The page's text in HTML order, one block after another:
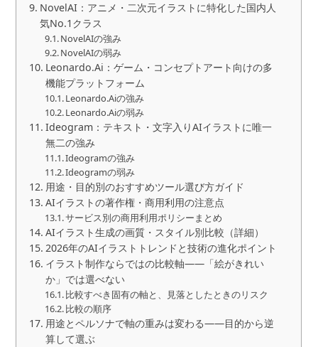
NovelAI：アニメ・二次元イラストに特化した国内人
気No.1クラス
NovelAIの強み
NovelAIの弱み
Leonardo.Ai：ゲーム・コンセプトアート向けの多
機能プラットフォーム
Leonardo.Aiの強み
Leonardo.Aiの弱み
Ideogram：テキスト・文字入りAIイラストに唯一
無二の強み
Ideogramの強み
Ideogramの弱み
用途・目的別のおすすめツール選び方ガイド
AIイラストの著作権・商用利用の注意点
サービス別の商用利用ポリシーまとめ
AIイラスト生成の画質・スタイル別比較（詳細）
2026年のAIイラストトレンドと技術の進化ポイント
イラスト制作ならではの比較軸——「絵がきれい
か」では選べない
比較すべき固有の軸と、見落としたときのリスク
比較の順序
用途とペルソナで軸の重みは変わる——目的から逆
算して選ぶ